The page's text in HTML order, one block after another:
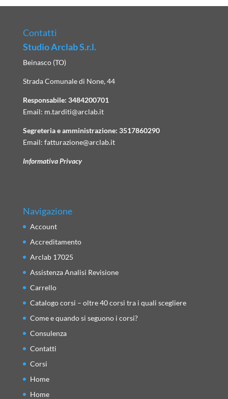
Contatti
Studio Arclab S.r.l.
Beinasco (TO)
Strada Comunale di None, 44
Responsabile: 3484200701
Email: m.tarditi@arclab.it
Segreteria e amministrazione: 3517860290
Email: fatturazione@arclab.it
Informativa Privacy
Navigazione
Account
Accreditamento
Arclab 17025
Assistenza Analisi Revisione
Carrello
Catalogo corsi – oltre 40 corsi tra i quali scegliere
Come e quando si seguono i corsi?
Consulenza
Contatti
Corsi
Home
Home